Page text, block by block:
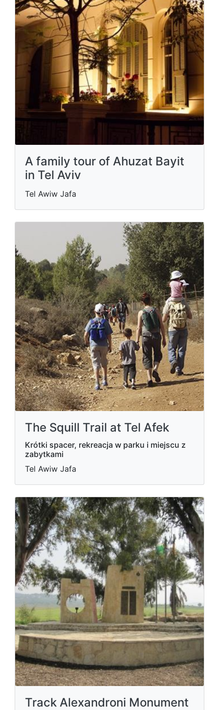
A family tour of Ahuzat Bayit
in Tel Aviv
Tel Awiw Jafa
The Squill Trail at Tel Afek
Krótki spacer, rekreacja w parku i miejscu z
zabytkami
Tel Awiw Jafa
Track Alexandroni Monument